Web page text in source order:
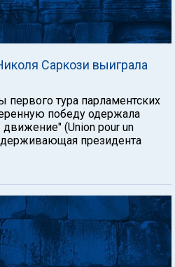
Саркози выиграла
первого тура парламентских
победу одержала
(Union pour un
президента